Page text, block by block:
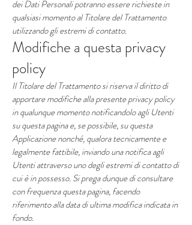
dei Dati Personali potranno essere richieste in
qualsiasi momento al Titolare del Trattamento
utilizzando gli estremi di contatto.
Modifiche a questa privacy
policy
Il Titolare del Trattamento si riserva il diritto di
apportare modifiche alla presente privacy policy
in qualunque momento notificandolo agli Utenti
su questa pagina e, se possibile, su questa
Applicazione nonché, qualora tecnicamente e
legalmente fattibile, inviando una notifica agli
Utenti attraverso uno degli estremi di contatto di
cui è in possesso. Si prega dunque di consultare
con frequenza questa pagina, facendo
riferimento alla data di ultima modifica indicata in
fondo.